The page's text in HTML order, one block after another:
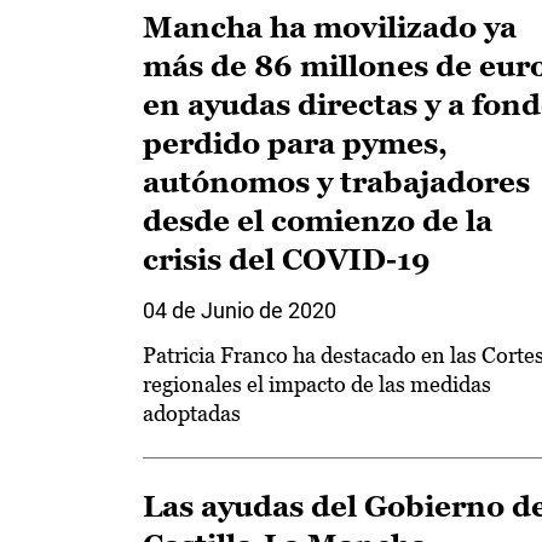
Mancha ha movilizado ya
más de 86 millones de
en ayudas directas y a
perdido para pymes,
autónomos y trabajadores
desde el comienzo de la
crisis del COVID-19
04 de Junio de 2020
Patricia Franco ha destacado en las Cortes
regionales el impacto de las medidas
adoptadas
Las ayudas del Gobierno